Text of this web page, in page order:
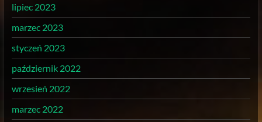
lipiec 2023
marzec 2023
styczeń 2023
październik 2022
wrzesień 2022
marzec 2022